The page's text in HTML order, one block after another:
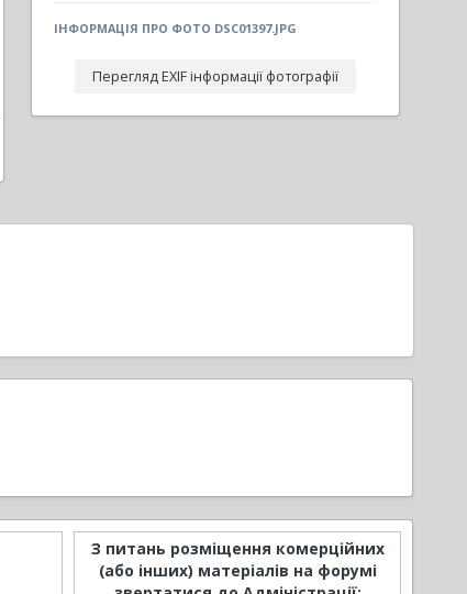
ІНФОРМАЦІЯ ПРО ФОТО DSC01397.JPG
Перегляд EXIF інформації фотографії
З питань розміщення комерційних
(або інших) матеріалів на форумі